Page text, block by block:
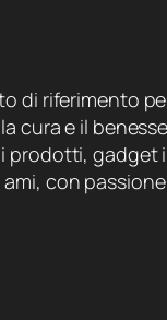
di riferimento
cura e il
gadget
con